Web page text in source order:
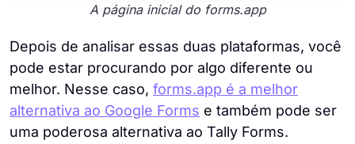
A página inicial do forms.app
Depois de analisar essas duas plataformas, você
pode estar procurando por algo diferente ou
melhor. Nesse caso, forms.app é a melhor
alternativa ao Google Forms e também pode ser
uma poderosa alternativa ao Tally Forms.